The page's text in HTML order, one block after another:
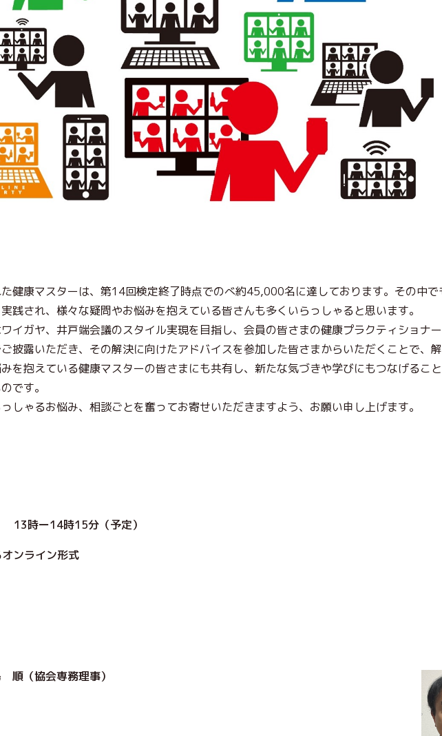
健康マスターは、第14回検定終了時点でのべ約45,000名に達しております。その中で
践され、様々な疑問やお悩みを抱えている皆さんも多くいらっしゃると思います。
イガヤ、井戸端会議のスタイル実現を目指し、会員の皆さまの健康プラクティショナ
披露いただき、その解決に向けたアドバイスを参加した皆さまからいただくことで、
を抱えている健康マスターの皆さまにも共有し、新たな気づきや学びにもつなげるこ
です。
しゃるお悩み、相談ごとを奮ってお寄せいただきますよう、お願い申し上げます。
） 13時ー14時15分（予定）
ンライン形式
会員
順（協会専務理事）